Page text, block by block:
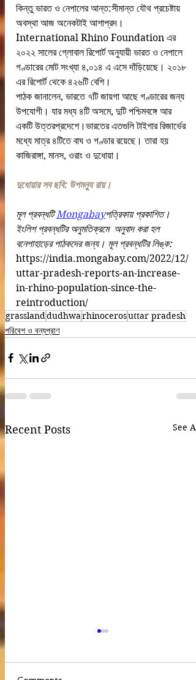
কিন্তু ভারত ও নেপালের আন্ত:সীমান্ত যৌথ প্রচেষ্টায়
অবস্থা আজ অনেকটাই আশাপ্রদ।
International Rhino Foundation এর
২০২২ সালের গ্লোবাল রিপোর্ট অনুযায়ী ভারত ও নেপালে
গণ্ডারের মোট সংখ্যা ৪,০১৪ এ এসে দাঁড়িয়েছে। ২০১৮
এর রিপোর্ট থেকে ৪২৬টি বেশি।
পাঠক জানালেন, ভারতে ৭টি জায়গা আছে গণ্ডারের জন্য
উপযোগী। যার মধ্য ৪টি অসমে, দুটি পশ্চিমবঙ্গে আর
একটি উত্তরপ্রদেশে।ভারতের এতগুলি টাইগার রিজার্ভের
মধ্যে মাত্র ৪টিতে বাঘ ও গণ্ডার রয়েছে। তারা হয়
কাজিরাঙ্গা, মানস, ওরাং ও দুধোয়া।
দুধোয়ার সব ছবি: উপমন্যু রায়।
মূল প্রবন্ধটি Mongabayপত্রিকায় প্রকাশিত।
ইংলিশ প্রবন্ধটির অনুমতিক্রমে  অনুবাদ করা হল
বনেপাহাড়ের পাঠকদের জন্য। মূল প্রবন্ধটির লিঙ্ক:
https://india.mongabay.com/2022/12/
uttar-pradesh-reports-an-increase-
in-rhino-population-since-the-
reintroduction/
grasslanddudhwarhinocerosuttar pradesh
পরিবেশ ও বন্যপ্রাণ
Recent Posts See All